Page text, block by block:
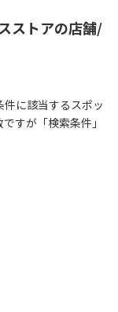
ストアの店舗/
に該当するスポッ
すが「検索条件」